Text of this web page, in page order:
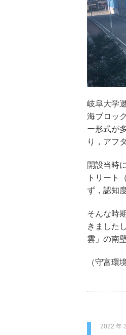
岐阜大学
海ブロッ
ー形式が
り，アフ
開設当時
トリート
ず，認知
そんな時
きました
雲」の南
（守富環
2022 年